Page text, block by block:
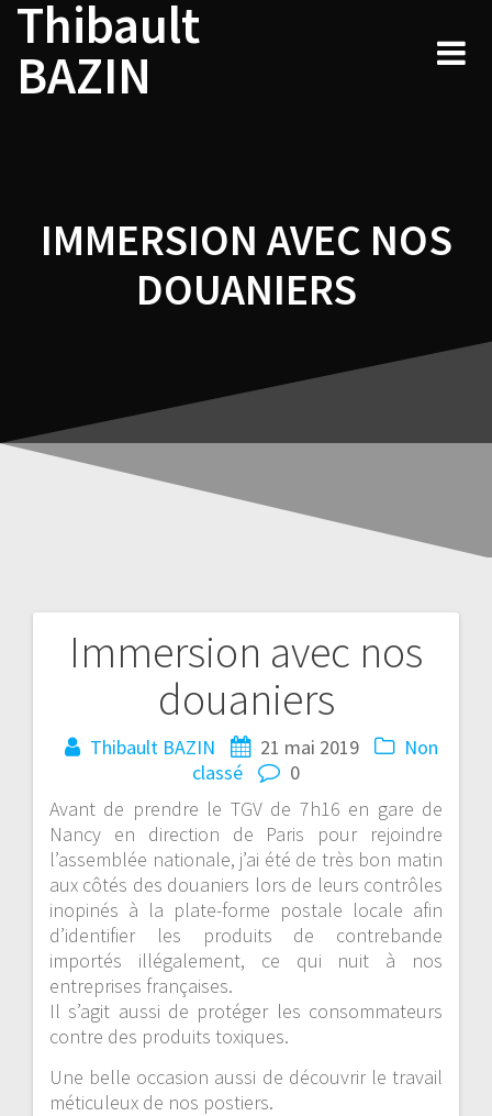
Skip
content
Thibault
BAZIN
IMMERSION AVEC NOS
DOUANIERS
Immersion avec nos
douaniers
Thibault BAZIN 21 mai 2019
Non
classé
0
Avant de prendre le TGV de 7h16 en gare de
Nancy en direction de Paris pour rejoindre
l’assemblée nationale, j’ai été de très bon matin
aux côtés des douaniers lors de leurs contrôles
inopinés à la plate-forme postale locale afin
d’identifier les produits de contrebande
importés illégalement, ce qui nuit à nos
entreprises françaises.
Il s’agit aussi de protéger les consommateurs
contre des produits toxiques.
Une belle occasion aussi de découvrir le travail
méticuleux de nos postiers.
Navigation
de